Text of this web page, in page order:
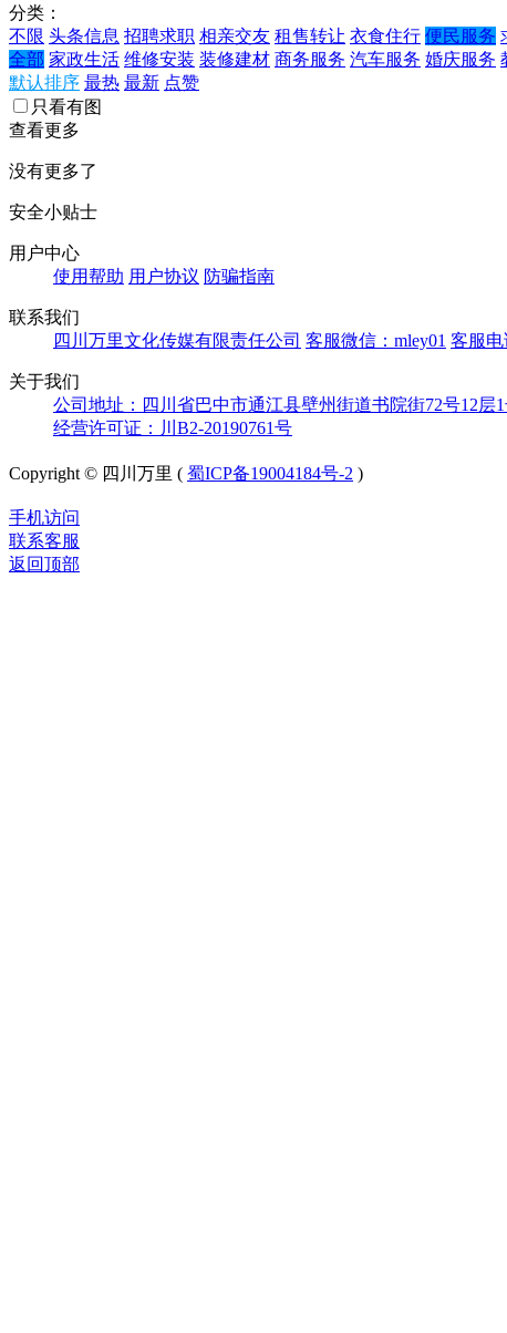
分类：
不限 头条信息 招聘求职 相亲交友 租售转让 衣食住行 便民服务
全部 家政生活 维修安装 装修建材 商务服务 汽车服务 婚庆服务
默认排序 最热 最新 点赞
只看有图
查看更多
没有更多了
安全小贴士
用户中心
使用帮助 用户协议 防骗指南
联系我们
四川万里文化传媒有限责任公司 客服微信：mley01 客服电
关于我们
公司地址：四川省巴中市通江县壁州街道书院街72号12层
经营许可证：川B2-20190761号
Copyright © 四川万里 ( 蜀ICP备19004184号-2 )
手机访问
联系客服
返回顶部